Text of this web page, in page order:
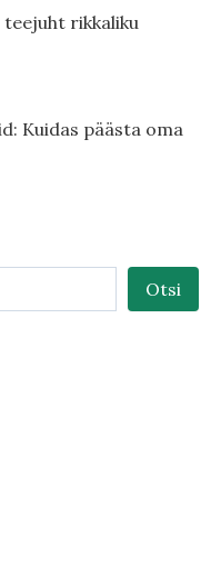
teejuht rikkaliku
Kuidas päästa oma
Otsi